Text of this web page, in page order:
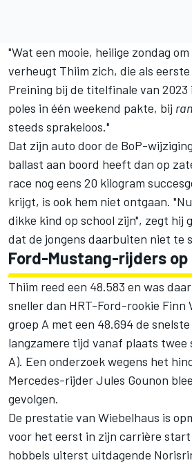
"Wat een mooie, heilige zondag
verheugt Thiim zich, die als
Preining bij de titelfinale van 2023
poles in één weekend pakte, bij
steeds sprakeloos."
Dat zijn auto door de BoP-
ballast aan boord heeft dan op
race nog eens 20 kilogram
krijgt, is ook hem niet ontgaan.
dikke kind op school zijn", zegt hij
dat de jongens daarbuiten niet te
Ford-Mustang-rijders op
Thiim reed een 48.583 en was
sneller dan HRT-Ford-rookie Finn
groep A met een 48.694 de
langzamere tijd vanaf plaats twee
A). Een onderzoek wegens het
Mercedes-rijderJules Gounon
gevolgen.
De prestatie van Wiebelhaus is
voor het eerst in zijn carrière start
hobbels uiterst uitdagende